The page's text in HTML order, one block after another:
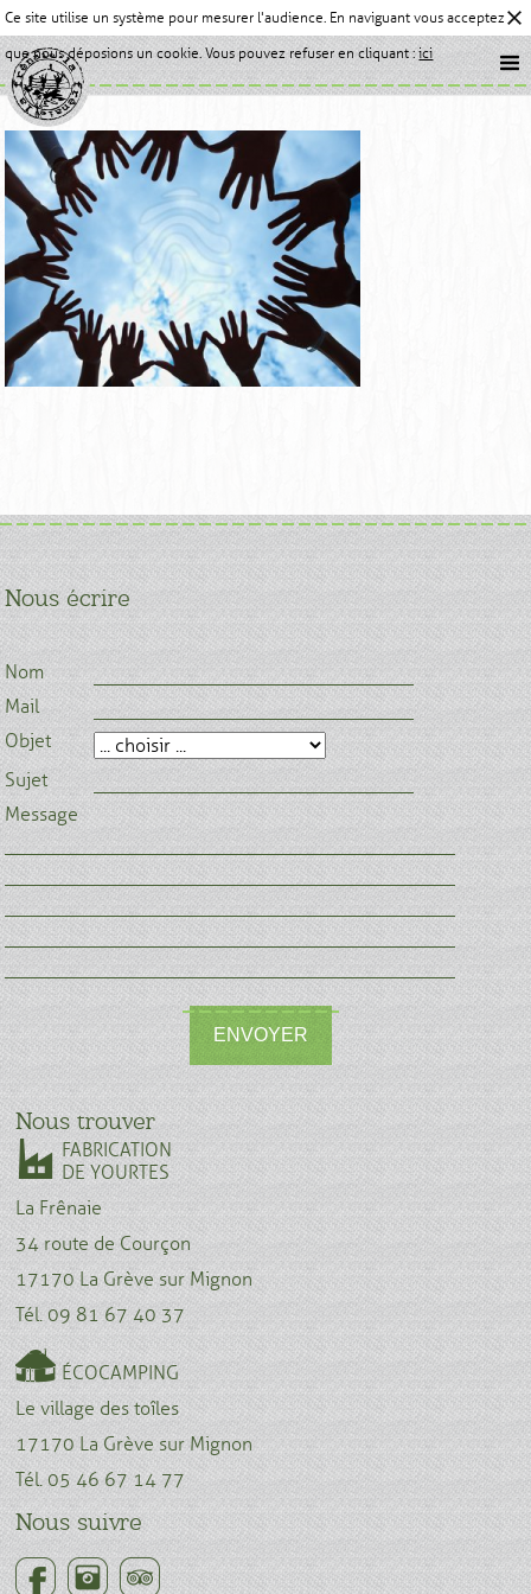
Ce site utilise un système pour mesurer l'audience. En naviguant vous acceptez
que nous déposions un cookie. Vous pouvez refuser en cliquant :ici
Nous écrire
Nom
Mail
Objet
Sujet
Message
ENVOYER
Nous trouver
FABRICATION
DE YOURTES
La Frênaie
34 route de Courçon
17170 La Grève sur Mignon
Tél. 09 81 67 40 37
ÉCOCAMPING
Le village des toîles
17170 La Grève sur Mignon
Tél. 05 46 67 14 77
Nous suivre